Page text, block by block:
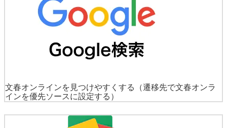
文春オンラインを見つけやすくする
（遷移先で文春オンラ
インを優先ソースに設定する）